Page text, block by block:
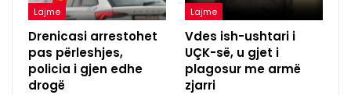
Lajme
Drenicasi arrestohet
pas përleshjes,
policia i gjen edhe
drogë
Lajme
Vdes ish-ushtari i
UÇK-së, u gjet i
plagosur me armë
zjarri